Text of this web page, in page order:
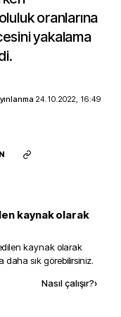
oranlarına
yakalama
24.10.2022, 16:49
N
kaynak olarak
kaynak olarak
sık görebilirsiniz.
Nasıl çalışır?›